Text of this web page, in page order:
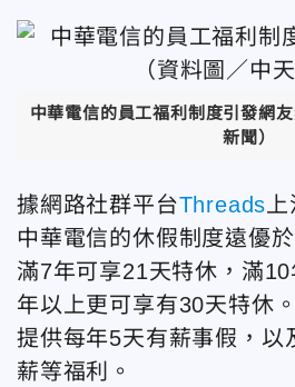
中華電信的員工福利制度引發網
新聞）
據網路社群平台Threads
中華電信的休假制度遠優
滿7年可享21天特休，滿
年以上更可享有30天特休
提供每年5天有薪事假，以
薪等福利。